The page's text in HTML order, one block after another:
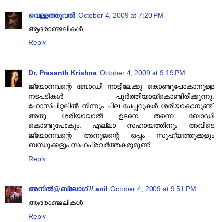
വെള്ളത്തൂവൽ October 4, 2009 at 7:20 PM
ആദരാഞ്ജലികള്‍,
Reply
Dr. Prasanth Krishna October 4, 2009 at 9:19 PM
ജ്യോനവന്റെ ബോഡി നാട്ടിലേക്കു കൊണ്ടുപോകാനുള്ള
നടപടികള്‍ പൂര്‍ത്തിയായ്‌കൊണ്ടിരിക്കുന്നു.
ഹോസ്പിറ്റലില്‍ നിന്നും ചില പേപ്പറുകള്‍ ശരിയാകാനുണ്ട്.
അതു ശരിയായാല്‍ ഉടനെ തന്നെ ബോഡി
കൊണ്ടുപോകും. എല്ലാ സഹായത്തിനും അവിടെ
ജ്യോനവന്റെ അനുജന്റെ ഒപ്പം സുഹ്യത്തുക്കളും
ബന്ധുക്കളും സഹപ്രവര്‍ത്തകരുമുണ്ട്.
Reply
അനില്‍@ബ്ലോഗ് // anil October 4, 2009 at 9:51 PM
ആദരാഞ്ജലികള്‍
Reply